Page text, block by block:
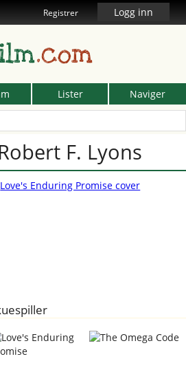
Registrer Logg inn
.com
Lister Naviger
F. Lyons